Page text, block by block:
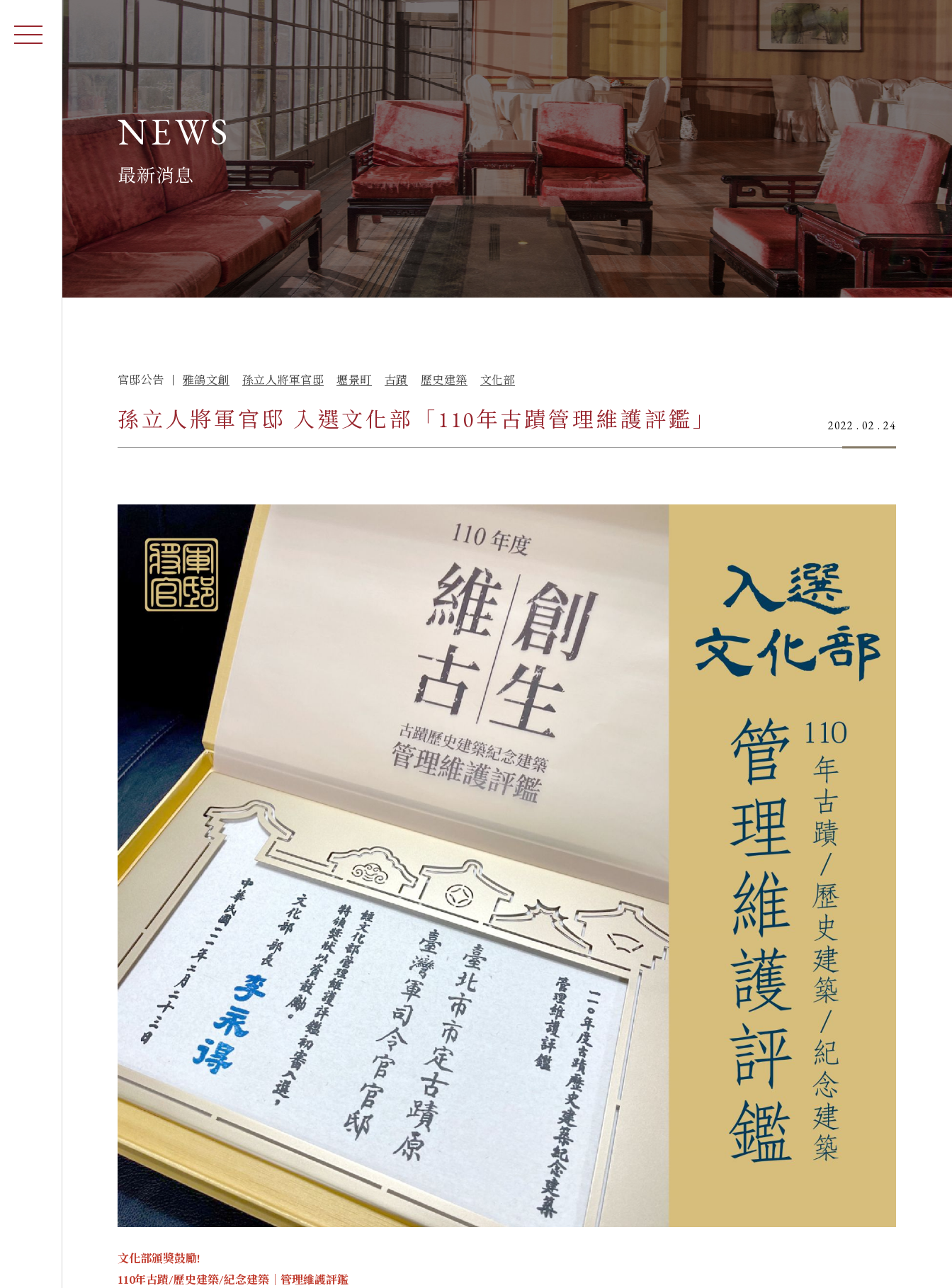
NEWS
最新消息
孫立人將軍官邸 入選文化部「110年古蹟管理維護評鑑」
官邸公告 雅鴿文創 孫立人將軍官邸 壢景町 古蹟 歷史建築 文化部
2022 . 02 . 24
文化部頒獎鼓勵!
110年古蹟/歷史建築/紀念建築│管理維護評鑑